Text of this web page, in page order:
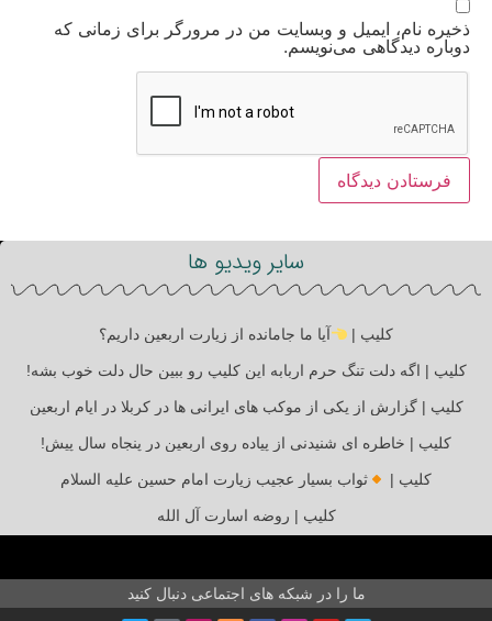
ذخیره نام، ایمیل و وبسایت من در مرورگر برای زمانی که
دوباره دیدگاهی می‌نویسم.
سایر ویدیو ها
کلیپ | آیا ما جامانده از زیارت اربعین داریم؟
کلیپ | اگه دلت تنگ حرم اربابه این کلیپ رو ببین حال دلت خوب بشه!
کلیپ | گزارش از یکی از موکب های ایرانی ها در کربلا در ایام اربعین
کلیپ | خاطره ای شنیدنی از پیاده روی اربعین در پنجاه سال پیش!
کلیپ | ثواب بسیار عجیب زیارت امام حسین علیه السلام
کلیپ | روضه اسارت آل الله
ما را در شبکه های اجتماعی دنبال کنید